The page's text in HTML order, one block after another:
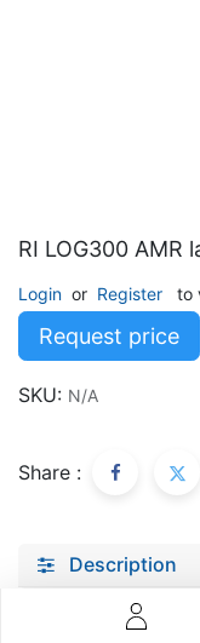
RI LOG300
Login or Register to
Request price
SKU: N/A
Share :
Description
Specifications
Platformă
Conectează